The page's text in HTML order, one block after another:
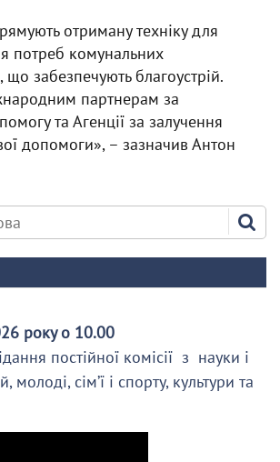
отриману техніку для
потреб комунальних
що забезпечують благоустрій.
партнерам за
та Агенції за залучення
допомоги», – зазначив Антон
року о 10.00
постійної комісії з науки і
молоді, сім’ї і спорту, культури та